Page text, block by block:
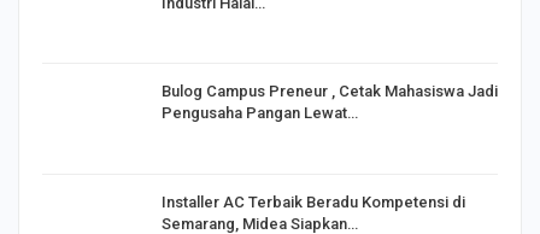
Bulog Campus Preneur , Cetak Mahasiswa Jadi
Pengusaha Pangan Lewat…
Installer AC Terbaik Beradu Kompetensi di
Semarang, Midea Siapkan…